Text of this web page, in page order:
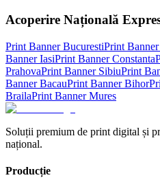
Acoperire Națională
Print BannerBucurestiPrint Banner
BannerIasiPrint BannerConstanta
PrahovaPrint Banner SibiuPrint
BannerBacauPrint BannerBihor
BrailaPrint BannerMures
Soluții premium de print digital și
național.
Producție